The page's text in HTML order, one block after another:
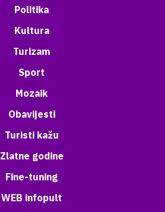
Politika
Kultura
Turizam
Sport
Mozaik
Obavijesti
Turisti kažu
Zlatne godine
Fine-tuning
WEB infopult